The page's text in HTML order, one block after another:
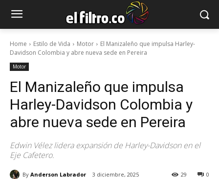
Home Estilo de Vida Motor
El Manizaleño que impulsa Harley-
Davidson Colombia y abre nueva sede en Pereira
Motor
El Manizaleño que impulsa
Harley-Davidson Colombia y
abre nueva sede en Pereira
Edwin Vélez lidera expansión de Harley-Davidson en el
Eje Cafetero.
By Anderson Labrador 3 diciembre, 2025 0
29